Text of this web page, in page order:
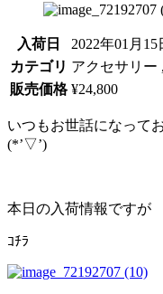
入荷日
2022年01月15
カテゴリ アクセサリー
販売価格 ¥24,800
いつもお世話になって
(*’▽’)
本日の入荷情報ですが
ｺﾁﾗ